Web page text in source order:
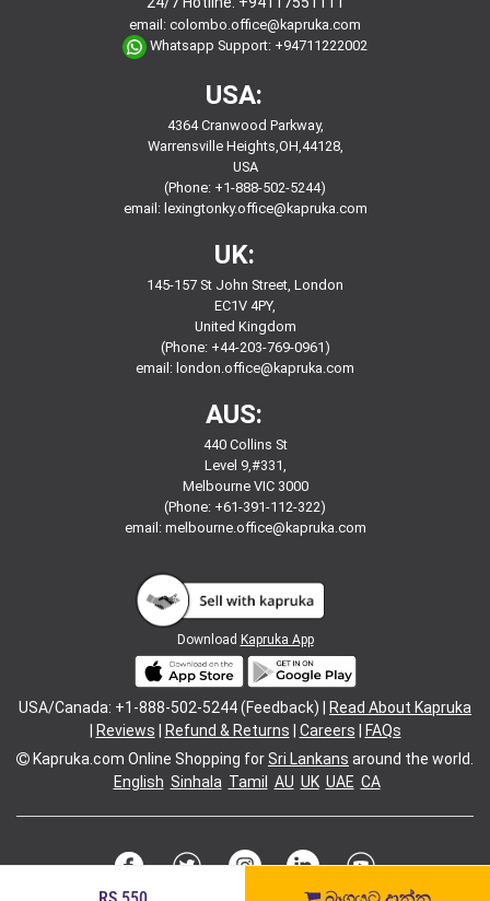
email: colombo.office@kapruka.com
Whatsapp Support: +94711222002
USA:
4364 Cranwood Parkway,
Warrensville Heights,OH,44128,
USA
(Phone: +1-888-502-5244)
email: lexingtonky.office@kapruka.com
UK:
145-157 St John Street, London
EC1V 4PY,
United Kingdom
(Phone: +44-203-769-0961)
email: london.office@kapruka.com
AUS:
440 Collins St
Level 9,#331,
Melbourne VIC 3000
(Phone: +61-391-112-322)
email: melbourne.office@kapruka.com
Download Kapruka App
USA/Canada: +1-888-502-5244 (Feedback) |
Read About Kapruka
Reviews Refund & Returns Careers
FAQs
Kapruka.com Online Shopping forSri Lankans around the world.
English Sinhala Tamil AU UK UAE CA